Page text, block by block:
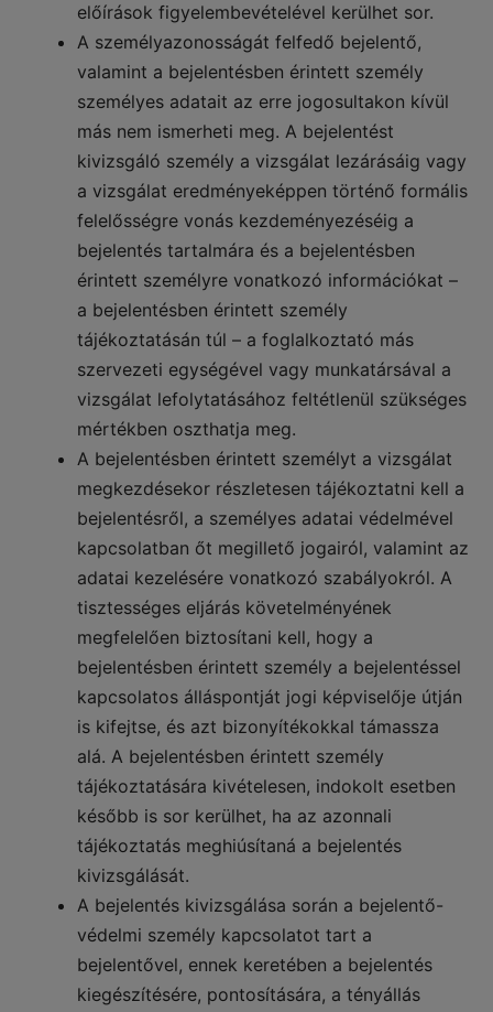
előírások figyelembevételével kerülhet sor.
A személyazonosságát felfedő bejelentő,
valamint a bejelentésben érintett személy
személyes adatait az erre jogosultakon kívül
más nem ismerheti meg. A bejelentést
kivizsgáló személy a vizsgálat lezárásáig vagy
a vizsgálat eredményeképpen történő formális
felelősségre vonás kezdeményezéséig a
bejelentés tartalmára és a bejelentésben
érintett személyre vonatkozó információkat –
a bejelentésben érintett személy
tájékoztatásán túl – a foglalkoztató más
szervezeti egységével vagy munkatársával a
vizsgálat lefolytatásához feltétlenül szükséges
mértékben oszthatja meg.
A bejelentésben érintett személyt a vizsgálat
megkezdésekor részletesen tájékoztatni kell a
bejelentésről, a személyes adatai védelmével
kapcsolatban őt megillető jogairól, valamint az
adatai kezelésére vonatkozó szabályokról. A
tisztességes eljárás követelményének
megfelelően biztosítani kell, hogy a
bejelentésben érintett személy a bejelentéssel
kapcsolatos álláspontját jogi képviselője útján
is kifejtse, és azt bizonyítékokkal támassza
alá. A bejelentésben érintett személy
tájékoztatására kivételesen, indokolt esetben
később is sor kerülhet, ha az azonnali
tájékoztatás meghiúsítaná a bejelentés
kivizsgálását.
A bejelentés kivizsgálása során a bejelentő-
védelmi személy kapcsolatot tart a
bejelentővel, ennek keretében a bejelentés
kiegészítésére, pontosítására, a tényállás